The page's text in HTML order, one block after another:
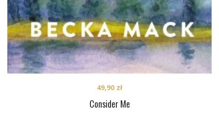
Consider Me
49,90 zł